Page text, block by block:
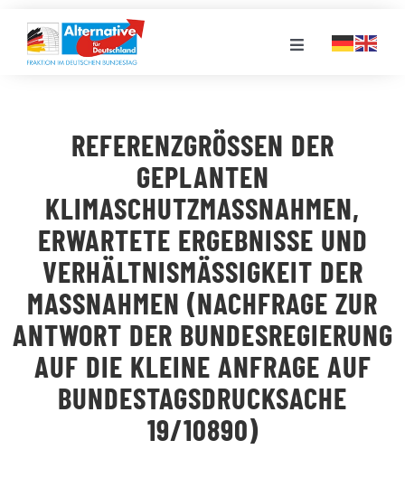
Inhalt
springen
Toggle
VERANSTALTUNGEN
PRESSE
STELLENPORTAL
MEDIATHEK
REFERENZGRÖSSEN DER G
EPLANTEN K
LIMASCHUTZMASSNAHMEN, ER
WARTETE ERGEBNISSE UND VE
RHÄLTNISMÄSSIGKEIT DER MASS
NAHMEN (NACHFRAGE ZUR ANTW
ORT DER BUNDESREGIERUNG AUF
DIE KLEINE ANFRAGE AUF BUND
ESTAGSDRUCKSACHE 19/1
0890)